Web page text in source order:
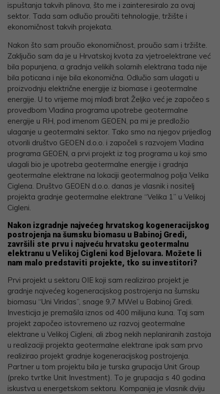
ispuštanja takvih plinova, što me i zainteresiralo za ovaj
sektor. Tada sam odlučio proučiti tehnologije, tržište i
ekonomičnost takvih projekata.
Nakon što sam proučio ekonomičnost, proučio sam i tržište.
Zaključio sam da je u Hrvatskoj kvota za vjetroelektrane već
bila popunjena, a gradnja velikih solarnih elektrana tada nije
bila poticana i nije bila ekonomična. Odlučio sam ulagati u
proizvodnju električne energije iz biomase i geotermalne
energije. U to vrijeme moj mlađi brat Željko već je započeo s
provedbom Vladina programa upotrebe geotermalne
energije u RH, pod imenom GEOEN, pa mi je predložio
ulaganje u geotermalni sektor. Tako smo na njegov prijedlog
otvorili društvo GEOEN d.o.o. i započeli s razvojem Vladina
programa GEOEN, a prvi projekt iz tog programa u koji smo
ulagali bio je upotreba geotermalne energije i gradnja
geotermalne elektrane na lokaciji geotermalnog polja Velika
Ciglena. Društvo GEOEN d.o.o. danas je vlasnik i nositelj
projekta gradnje geotermalne elektrane “Velika 1” u Velikoj
Cigleni.
Nakon izgradnje najvećeg hrvatskog kogeneracijskog
postrojenja na šumsku biomasu u Babinoj Gredi,
završili ste prvu i najveću hrvatsku geotermalnu
elektranu u Velikoj Cigleni kod Bjelovara. Možete li
nam malo predstaviti projekte, tko su investitori?
Prvi projekt u sektoru OIE koji sam realizirao projekt je
gradnje najvećeg kogeneracijskog postrojenja na šumsku
biomasu “Uni Viridas”, snage 9,7 MWel u Babinoj Gredi.
Investicija je premašila iznos od 400 milijuna kuna. Taj sam
projekt započeo istovremeno uz razvoj geotermalne
elektrane u Velikoj Cigleni, ali zbog nekih neplaniranih zastoja
u realizaciji projekta geotermalne elektrane ipak sam prvo
realizirao projekt gradnje kogeneracijskog postrojenja.
Partner u tom projektu bila je turska grupacija Unit Group
(preko tvrtke Unit Investment). To je grupacija s 40 godina
iskustva u energetskom sektoru. Kompanija je vlasnik dviju